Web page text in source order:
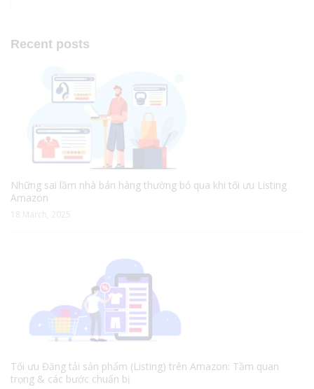
Recent posts
Những sai lầm nhà bán hàng thường bỏ qua khi tối ưu Listing
Amazon
18 March, 2025
Tối ưu Đăng tải sản phẩm (Listing) trên Amazon: Tầm quan
trọng & các bước chuẩn bị